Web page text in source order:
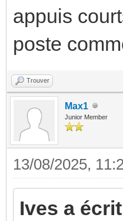
appuis
poste
Trouver
Max1
Junior Member
13/08/2025,
Ives a